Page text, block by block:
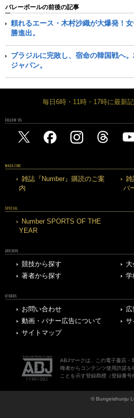
バレーボールの前後の記事
頼れるエース・木村沙織が大爆発！
勝進出。
ブラジルに完敗し、宿命の韓国戦へ
ジャパン。
毎日6時・11時・17時に最新
FOLLOW US
MAGAZINE
雑誌『Number』購読のご案
内
雑
バ
SPECIAL
Number SPORTS OF THE
YEAR
ARCHIVE
競技から探す
大
著者から探す
学
OTHERS
お問い合わせ
広
動画・バナー広告について
サ
サイトマップ
ABJマークは、この電子書店・
権者からコンテンツ使用許諾
ことを示す登録商標（登録番号
© Bungeishunju